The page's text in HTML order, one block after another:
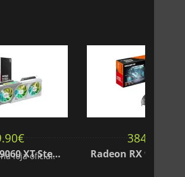
€
Radeon RX 9060 XT Steel Legend 16GB OC
384.90
loja oficial.